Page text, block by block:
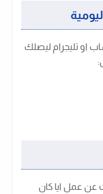
او تليجرام ليصلك
:
عن عمل ايا كان